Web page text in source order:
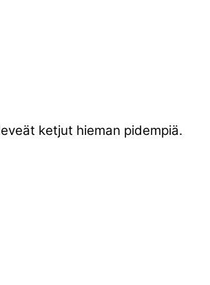
ketjut hieman pidempiä.